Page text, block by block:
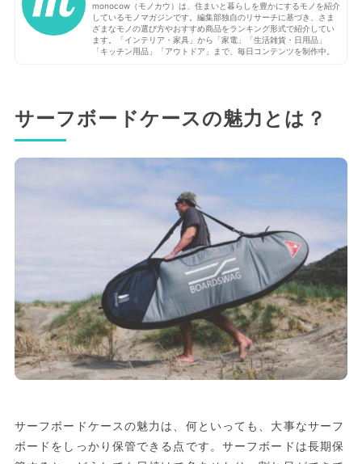
monocow（モノカウ）は、住まいと暮らしを豊かにするモノを紹介
しているモノマガジンです。編集部独自のリサーチに基づき、さま
ざまなモノの選び方やおすすめ商品をランキング形式で紹介してい
ます。「インテリア・家具」から「家電」「生活雑貨・日用品」
「キッチン用品」「アウトドア」まで、毎日コンテンツを制作中。
サーフボードケースの魅力とは？
サーフボードケースの魅力は、何といっても、大事なサーフ
ボードをしっかり保管できる点です。サーフボードは長期保